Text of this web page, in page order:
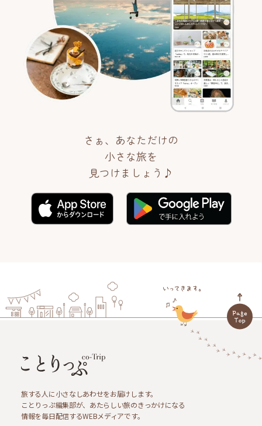
さぁ、あなただけの
小さな旅を
見つけましょう♪
旅する人に小さなしあわせをお届けします。
ことりっぷ編集部が、あたらしい旅のきっかけになる
情報を毎日配信するWEBメディアです。